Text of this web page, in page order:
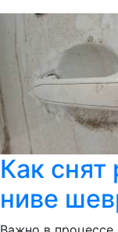
Как снят
ниве